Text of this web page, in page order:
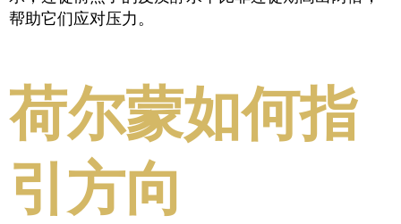
帮助它们应对压力。
荷尔蒙如何指
引方向